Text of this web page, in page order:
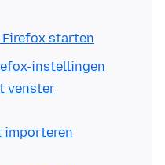
starten
instellingen
venster
importeren